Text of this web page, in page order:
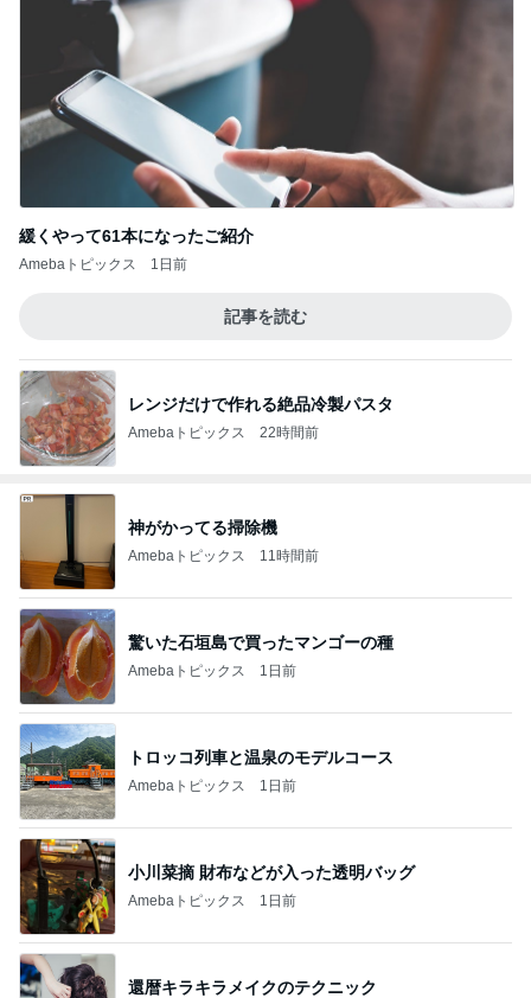
緩くやって61本になったご紹介
Amebaトピックス 1日前
記事を読む
レンジだけで作れる絶品冷製パスタ
Amebaトピックス 22時間前
神がかってる掃除機
Amebaトピックス 11時間前
驚いた石垣島で買ったマンゴーの種
Amebaトピックス 1日前
トロッコ列車と温泉のモデルコース
Amebaトピックス 1日前
小川菜摘 財布などが入った透明バッグ
Amebaトピックス 1日前
還暦キラキラメイクのテクニック